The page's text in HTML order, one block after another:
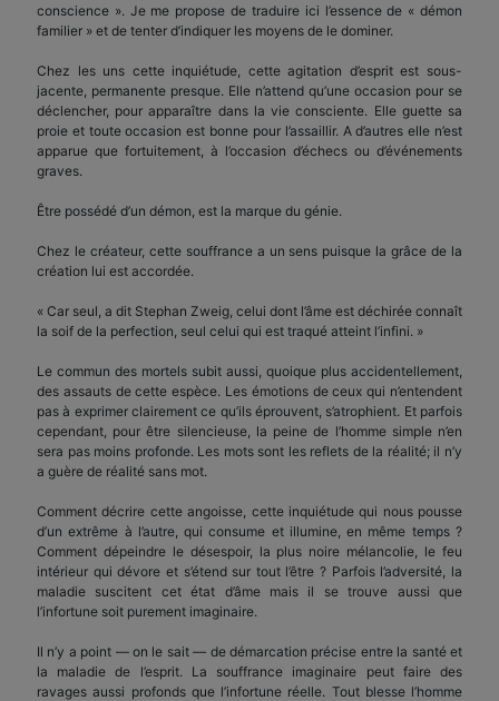
conscience ». Je me propose de traduire ici l’essence de « démon
familier » et de tenter d’indiquer les moyens de le dominer.
Chez les uns cette inquiétude, cette agitation d’esprit est sous-
jacente, permanente presque. Elle n’attend qu’une occasion pour se
déclencher, pour apparaître dans la vie consciente. Elle guette sa
proie et toute occasion est bonne pour l’assaillir. A d’autres elle n’est
apparue que fortuitement, à l’occasion d’échecs ou d’événements
graves.
Être possédé d’un démon, est la marque du génie.
Chez le créateur, cette souffrance a un sens puisque la grâce de la
création lui est accordée.
« Car seul, a dit Stephan Zweig, celui dont l’âme est déchirée connaît
la soif de la perfection, seul celui qui est traqué atteint l’infini. »
Le commun des mortels subit aussi, quoique plus accidentellement,
des assauts de cette espèce. Les émotions de ceux qui n’entendent
pas à exprimer clairement ce qu’ils éprouvent, s’atrophient. Et parfois
cependant, pour être silencieuse, la peine de l’homme simple n’en
sera pas moins profonde. Les mots sont les reflets de la réalité; il n’y
a guère de réalité sans mot.
Comment décrire cette angoisse, cette inquiétude qui nous pousse
d’un extrême à l’autre, qui consume et illumine, en même temps ?
Comment dépeindre le désespoir, la plus noire mélancolie, le feu
intérieur qui dévore et s’étend sur tout l’être ? Parfois l’adversité, la
maladie suscitent cet état d’âme mais il se trouve aussi que
l’infortune soit purement imaginaire.
Il n’y a point — on le sait — de démarcation précise entre la santé et
la maladie de l’esprit. La souffrance imaginaire peut faire des
ravages aussi profonds que l’infortune réelle. Tout blesse l’homme